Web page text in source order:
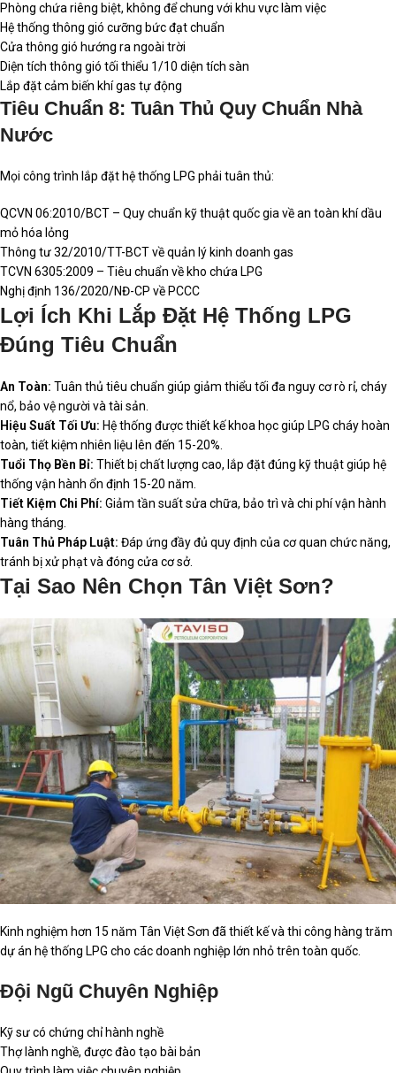
Phòng chứa riêng biệt, không để chung với khu vực làm việc
Hệ thống thông gió cưỡng bức đạt chuẩn
Cửa thông gió hướng ra ngoài trời
Diện tích thông gió tối thiểu 1/10 diện tích sàn
Lắp đặt cảm biến khí gas tự động
Tiêu Chuẩn 8: Tuân Thủ Quy Chuẩn Nhà
Nước
Mọi công trình lắp đặt hệ thống LPG phải tuân thủ:
QCVN 06:2010/BCT – Quy chuẩn kỹ thuật quốc gia về an toàn khí dầu
mỏ hóa lỏng
Thông tư 32/2010/TT-BCT về quản lý kinh doanh gas
TCVN 6305:2009 – Tiêu chuẩn về kho chứa LPG
Nghị định 136/2020/NĐ-CP về PCCC
Lợi Ích Khi Lắp Đặt Hệ Thống LPG
Đúng Tiêu Chuẩn
An Toàn: Tuân thủ tiêu chuẩn giúp giảm thiểu tối đa nguy cơ rò rỉ, cháy
nổ, bảo vệ người và tài sản.
Hiệu Suất Tối Ưu: Hệ thống được thiết kế khoa học giúp LPG cháy hoàn
toàn, tiết kiệm nhiên liệu lên đến 15-20%.
Tuổi Thọ Bền Bỉ: Thiết bị chất lượng cao, lắp đặt đúng kỹ thuật giúp hệ
thống vận hành ổn định 15-20 năm.
Tiết Kiệm Chi Phí: Giảm tần suất sửa chữa, bảo trì và chi phí vận hành
hàng tháng.
Tuân Thủ Pháp Luật: Đáp ứng đầy đủ quy định của cơ quan chức năng,
tránh bị xử phạt và đóng cửa cơ sở.
Tại Sao Nên Chọn Tân Việt Sơn?
Kinh nghiệm hơn 15 năm Tân Việt Sơn đã thiết kế và thi công hàng trăm
dự án hệ thống LPG cho các doanh nghiệp lớn nhỏ trên toàn quốc.
Đội Ngũ Chuyên Nghiệp
Kỹ sư có chứng chỉ hành nghề
Thợ lành nghề, được đào tạo bài bản